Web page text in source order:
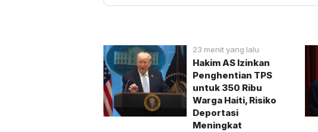
23 menit yang lalu
Hakim AS Izinkan
Penghentian TPS
untuk 350 Ribu
Warga Haiti, Risiko
Deportasi
Meningkat